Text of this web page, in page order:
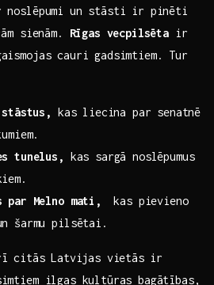
noslēpumi ‌un stāsti ir pinēti
sienām. Rīgas vecpilsēta ir
cauri gadsimtiem.⁢ Tur
stāstus, kas‌ liecina par senatnē
tunelus, kas sargā noslēpumus‍
par Melno​ mati,
⁢ kas pievieno
šarmu pilsētai.
⁣citās Latvijas vietās ⁤ir
ilgas kultūras bagātības,